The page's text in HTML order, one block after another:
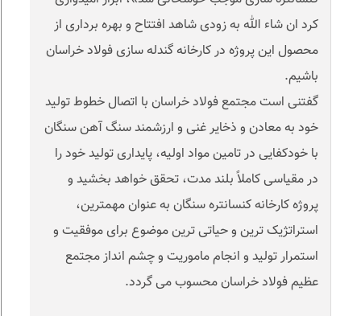
کرد ان شاء الله به زودی شاهد افتتاح و بهره برداری از
محصول این پروژه در کارخانه گندله سازی فولاد خراسان
باشیم.
گفتنی است مجتمع فولاد خراسان با اتصال خطوط تولید
خود به معادن و ذخایر غنی و ارزشمند سنگ آهن سنگان
با خودکفایی در تامین مواد اولیه، پایداری تولید خود را
در مقیاسی کاملاً بلند مدت، تحقق خواهد بخشید و
پروژه کارخانه کنسانتره سنگان به عنوان مهمترین،
استراتژیک ترین و حیاتی ترین موضوع برای موفقیت و
استمرار تولید و انجام ماموریت و چشم انداز مجتمع
عظیم فولاد خراسان محسوب می گردد.